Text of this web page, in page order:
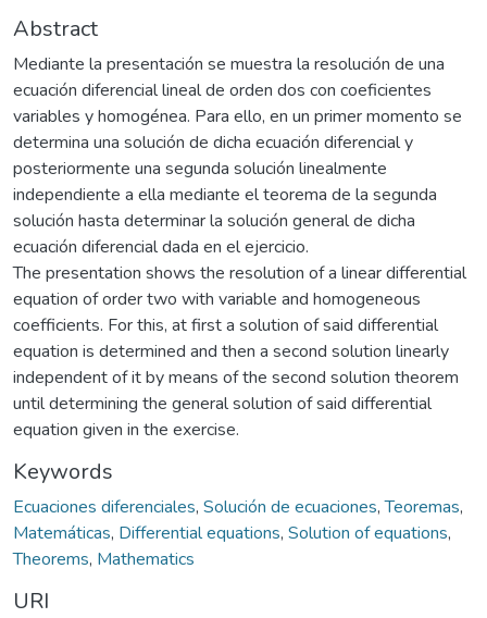
Abstract
Mediante la presentación se muestra la resolución de una
ecuación diferencial lineal de orden dos con coeficientes
variables y homogénea. Para ello, en un primer momento se
determina una solución de dicha ecuación diferencial y
posteriormente una segunda solución linealmente
independiente a ella mediante el teorema de la segunda
solución hasta determinar la solución general de dicha
ecuación diferencial dada en el ejercicio.
The presentation shows the resolution of a linear differential
equation of order two with variable and homogeneous
coefficients. For this, at first a solution of said differential
equation is determined and then a second solution linearly
independent of it by means of the second solution theorem
until determining the general solution of said differential
equation given in the exercise.
Keywords
Ecuaciones diferenciales, Solución de ecuaciones,Teoremas,
Matemáticas, Differential equations, Solution of equations,
Theorems, Mathematics
URI